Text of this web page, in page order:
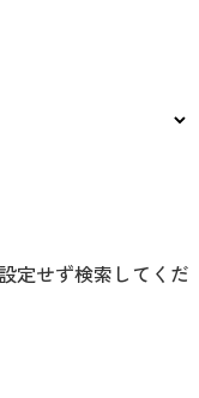
定せず検索してくだ